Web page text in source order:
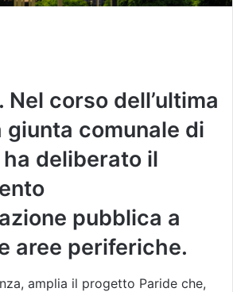
Nel corso dell’ultima
giunta comunale di
deliberato il
pubblica a
aree periferiche.
amplia il progetto Paride che,